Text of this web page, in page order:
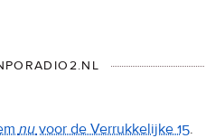
nuvoor de Verrukkelijke 15.